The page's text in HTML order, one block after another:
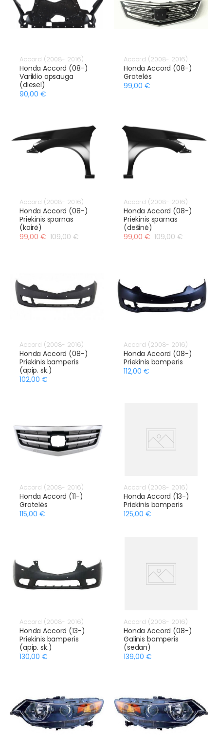
Accord (2008- 2016)
Honda Accord (08-)
Variklio apsauga
(diesel)
90,00 €
Accord (2008- 2016)
Honda Accord (08-)
Grotelės
99,00 €
Accord (2008- 2016)
Honda Accord (08-)
Priekinis sparnas
(kairė)
99,00 € 109,00 €
Accord (2008- 2016)
Honda Accord (08-)
Priekinis sparnas
(dešinė)
99,00 € 109,00 €
Accord (2008- 2016)
Honda Accord (08-)
Priekinis bamperis
(apip. sk.)
102,00 €
Accord (2008- 2016)
Honda Accord (08-)
Priekinis bamperis
112,00 €
Accord (2008- 2016)
Honda Accord (11-)
Grotelės
115,00 €
Accord (2008- 2016)
Honda Accord (13-)
Priekinis bamperis
125,00 €
Accord (2008- 2016)
Honda Accord (13-)
Priekinis bamperis
(apip. sk.)
130,00 €
Accord (2008- 2016)
Honda Accord (08-)
Galinis bamperis
(sedan)
139,00 €